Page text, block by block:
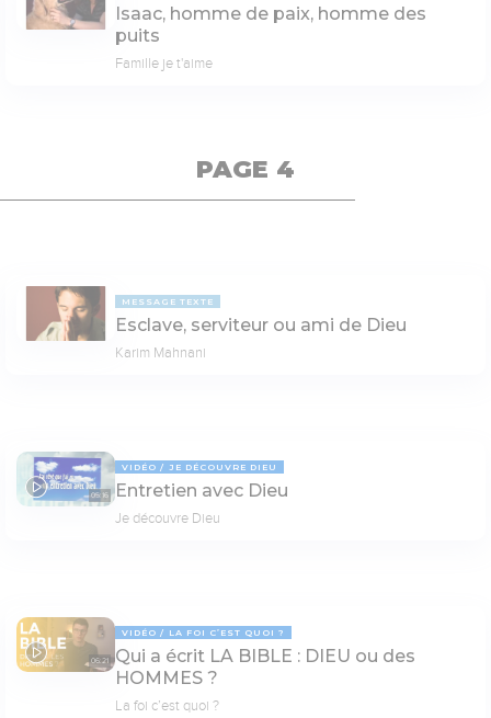
Isaac, homme de paix, homme des
puits
Famille je t'aime
PAGE 4
MESSAGE TEXTE
Esclave, serviteur ou ami de Dieu
Karim Mahnani
05:16
VIDÉO JE DÉCOUVRE DIEU
Entretien avec Dieu
Je découvre Dieu
06:21
VIDÉO LA FOI C’EST QUOI ?
Qui a écrit LA BIBLE : DIEU ou des
HOMMES ?
La foi c’est quoi ?